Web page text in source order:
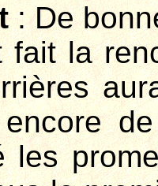
: De
fait la
les